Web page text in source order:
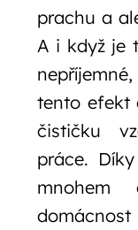
prachu a
A i když je
tento efekt
čističku
práce.
mnohem
domácnost